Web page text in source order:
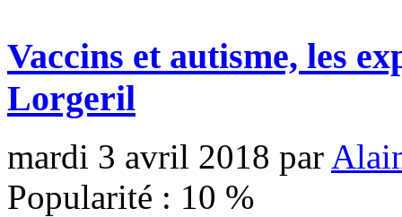
Vaccins et autisme, les
Lorgeril
mardi 3 avril 2018 par
Popularité : 10 %